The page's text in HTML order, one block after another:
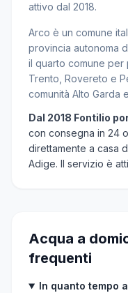
attivo dal 2018.
Arco è un comune
provincia autonoma
il quarto comune
Trento, Rovereto e
comunità Alto Garda
Dal 2018 Fontilio
con consegna in 24
direttamente a casa
Adige. Il servizio è
Acqua a
frequenti
In quanto tempo